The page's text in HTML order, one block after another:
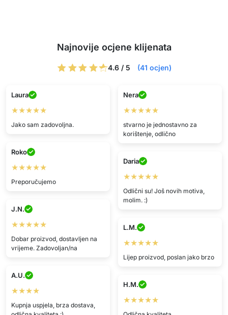
Najnovije ocjene klijenata
4.6 / 5 (41 ocjen)
Laura
★★★★★
Jako sam zadovoljna.
Nera
★★★★★
stvarno je jednostavno za
korištenje, odlično
Roko
★★★★★
Preporučujemo
Daria
★★★★★
Odlični su! Još novih motiva,
molim. :)
J.N.
★★★★★
Dobar proizvod, dostavljen na
vrijeme. Zadovoljan/na
L.M.
★★★★★
Lijep proizvod, poslan jako brzo
A.U.
★★★★
Kupnja uspjela, brza dostava,
H.M.
★★★★★